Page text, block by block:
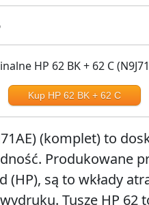
Kup HP 62 BK + 62 C
(komplet) to
Produkowane
(HP), są to wkłady
Tusze HP 62